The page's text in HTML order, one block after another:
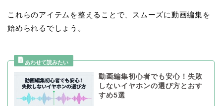
これらのアイテムを整えることで、スムーズに動画編集を
始められるでしょう。
動画編集初心者でも安心！失敗
しないイヤホンの選び方とおす
すめ5選